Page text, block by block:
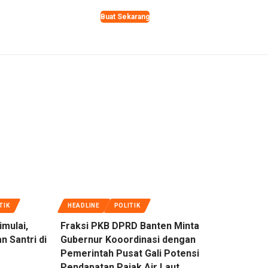
Buat Sekarang
Santri di
HEADLINE POLITIK
Fraksi PKB DPRD Banten Minta
Gubernur Kooordinasi dengan
Pemerintah Pusat Gali Potensi